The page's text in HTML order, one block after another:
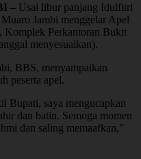
– Usai libur panjang Idulfitri
Jambi menggelar Apel
Komplek Perkantoran Bukit
menyesuaikan).
BBS, menyampaikan
peserta apel.
Bupati, saya mengucapkan
dan batin. Semoga momen
dan saling memaafkan,”